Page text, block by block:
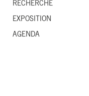
RECHERCHE
EXPOSITION
AGENDA